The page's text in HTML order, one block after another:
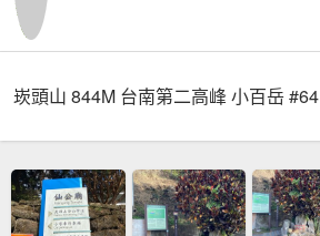
崁頭山 844M 台南第二高峰 小百岳 #64